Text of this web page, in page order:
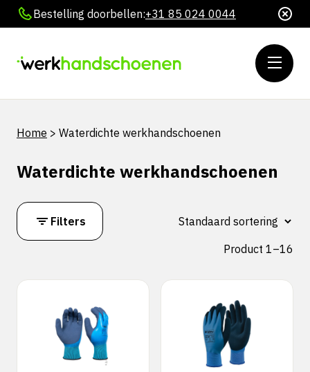
Bestelling doorbellen:+31 85 024 0044
Home > Waterdichte werkhandschoenen
Waterdichte werkhandschoenen
Filters
Product 1–16